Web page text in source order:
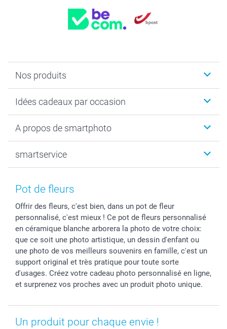
Nos produits
Cadeaux photo
Tirage photo & agrandissement
MyNameBook
Stickers & Etiquettes
Calendrier photos & Agendas photo
Dénicheur d'idées cadeau
Idées cadeaux par occasion
Anniversaire
Fin d'études
Naissance & baptême
Toussaint
Rentrée des classes
Communion
Saint-Valentin
Vacances
A propos de smartphoto
Durabilité
Conditions
Plaintes
Conditions générales
Vie privée
Gestion des cookies
Tarifs
Investisseurs
Droit de rétractation
smartservice
smartgarantie
smartfriends
Modes de paiement
Modes de livraison
Grandes Quantités
Statut de ma commande
Pot de fleurs
Offrir des fleurs, c'est bien, dans un pot de fleur
personnalisé, c'est mieux ! Ce pot de fleurs personnalisé
en céramique blanche arborera la photo de votre choix:
que ce soit une photo artistique, un dessin d'enfant ou
une photo de vos meilleurs souvenirs en famille, c'est un
support original et très pratique pour toute sorte
d'usages. Créez votre cadeau photo personnalisé en ligne,
et surprenez vos proches avec un produit photo unique.
Un produit pour chaque envie !